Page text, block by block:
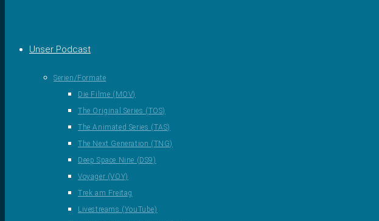
Unser Podcast
Serien/Formate
Die Filme (MOV)
The Original Series (TOS)
The Animated Series (TAS)
The Next Generation (TNG)
Deep Space Nine (DS9)
Voyager (VOY)
Trek am Freitag
Livestreams (YouTube)